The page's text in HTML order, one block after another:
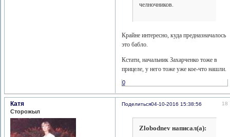
челночников.
Крайне интересно, куда предназначалось
это бабло.
Кстати, начальник Захарченко тоже в
прицеле, у него тоже уже кое-что нашли.
0
Поделиться 18
04-10-2016 15:38:56
Катя
Сторожыл
Zlobodnev написал(а):